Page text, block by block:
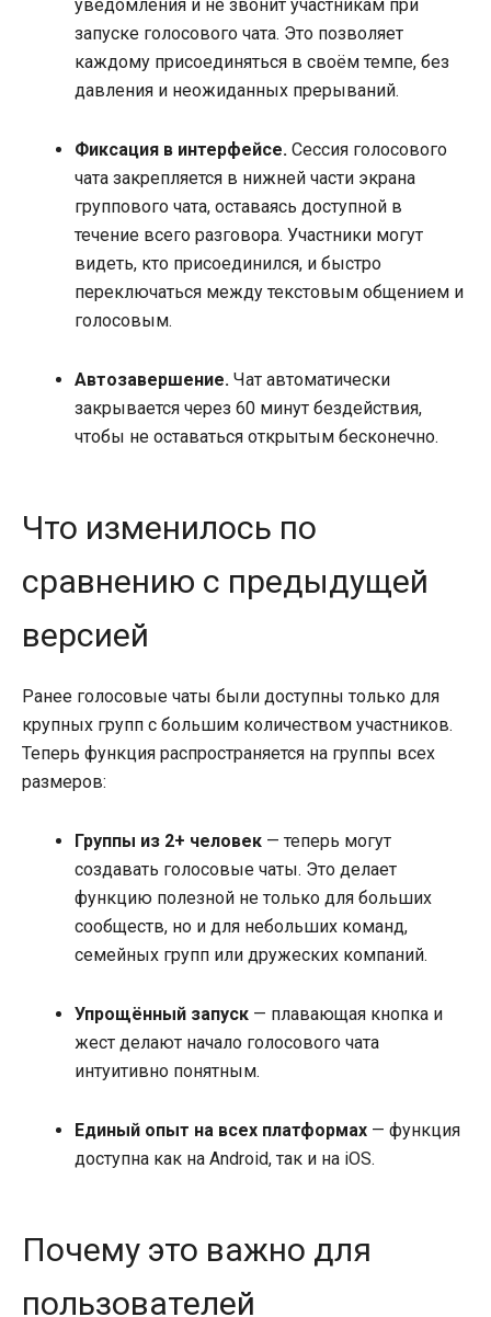
уведомления и не звонит участникам при
запуске голосового чата. Это позволяет
каждому присоединяться в своём темпе, без
давления и неожиданных прерываний.
Фиксация в интерфейсе. Сессия голосового
чата закрепляется в нижней части экрана
группового чата, оставаясь доступной в
течение всего разговора. Участники могут
видеть, кто присоединился, и быстро
переключаться между текстовым общением и
голосовым.
Автозавершение. Чат автоматически
закрывается через 60 минут бездействия,
чтобы не оставаться открытым бесконечно.
Что изменилось по
сравнению с предыдущей
версией
Ранее голосовые чаты были доступны только для
крупных групп с большим количеством участников.
Теперь функция распространяется на группы всех
размеров:
Группы из 2+ человек — теперь могут
создавать голосовые чаты. Это делает
функцию полезной не только для больших
сообществ, но и для небольших команд,
семейных групп или дружеских компаний.
Упрощённый запуск — плавающая кнопка и
жест делают начало голосового чата
интуитивно понятным.
Единый опыт на всех платформах — функция
доступна как на Android, так и на iOS.
Почему это важно для
пользователей